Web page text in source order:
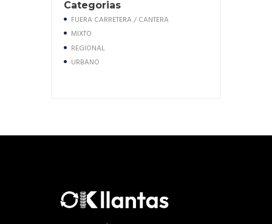
Categorias
FUERA CARRETERA / CANTERA
MIXTO
REGIONAL
URBANO